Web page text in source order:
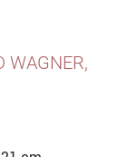
WAGNER,